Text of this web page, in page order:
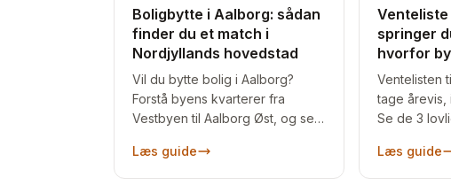
Boligbytte i Aalborg: sådan
finder du et match i
Nordjyllands hovedstad
Vil du bytte bolig i Aalborg?
Forstå byens kvarterer fra
Vestbyen til Aalborg Øst, og se
direkte boligbytte.
Læs guide
Venteliste
springer
hvorfor
Ventelisten
tage årevis,
Se de 3
ofte er
Læs guide